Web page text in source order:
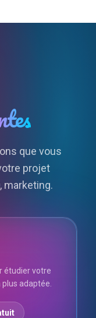
que vous
projet
marketing.
étudier votre
adaptée.